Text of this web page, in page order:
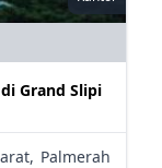
Grand Slipi
Palmerah